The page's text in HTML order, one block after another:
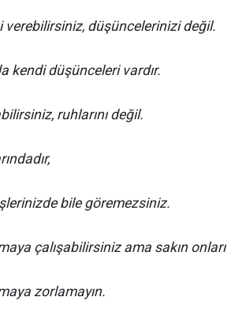
verebilirsiniz, düşüncelerinizi değil.
kendi düşünceleri vardır.
ruhlarını değil.
bile göremezsiniz.
çalışabilirsiniz ama sakın onları
zorlamayın.